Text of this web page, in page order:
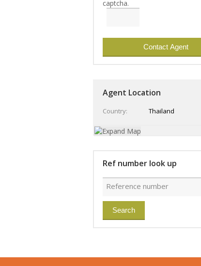
Agent Location
Country Thailand
Ref number look up